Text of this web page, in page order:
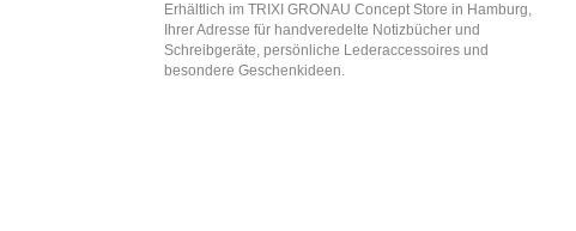
Erhältlich im TRIXI GRONAU Concept Store in Hamburg,
Ihrer Adresse für handveredelte Notizbücher und
Schreibgeräte, persönliche Lederaccessoires und
besondere Geschenkideen.